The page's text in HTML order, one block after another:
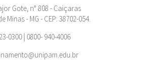
Gote, n° 808 - Caiçaras
Minas - MG - CEP: 38702-054.
0300 | 0800- 940-4006